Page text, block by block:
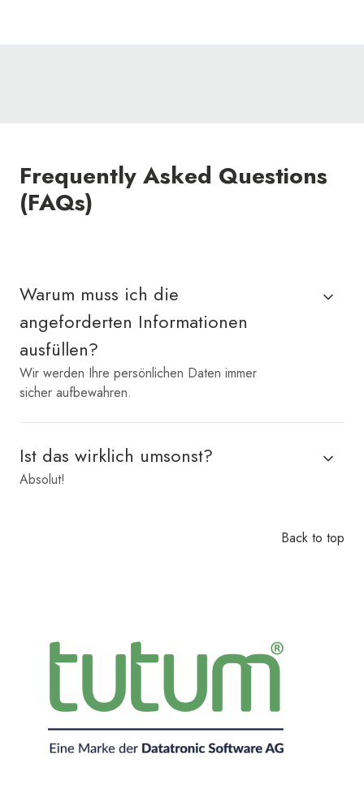
Frequently Asked Questions
(FAQs)
Warum muss ich die
angeforderten Informationen
ausfüllen?
Wir werden Ihre persönlichen Daten immer
sicher aufbewahren.
Ist das wirklich umsonst?
Absolut!
Back to top